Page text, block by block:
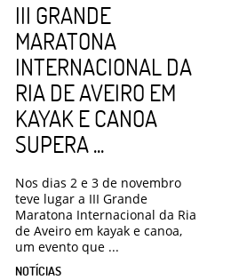
III GRANDE
MARATONA
INTERNACIONAL DA
RIA DE AVEIRO EM
KAYAK E CANOA
SUPERA ...
Nos dias 2 e 3 de novembro
teve lugar a III Grande
Maratona Internacional da Ria
de Aveiro em kayak e canoa,
um evento que ...
NOTÍCIAS